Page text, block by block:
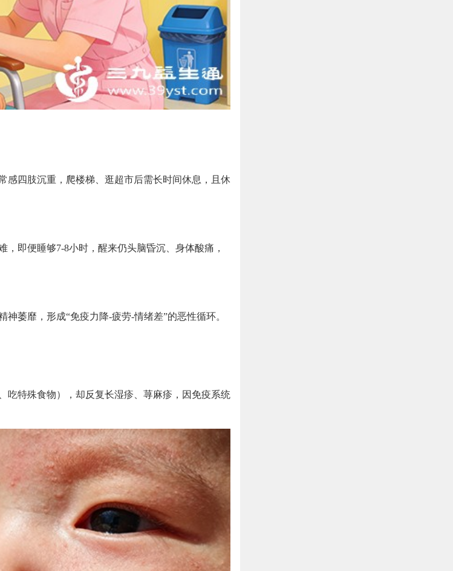
感四肢沉重，爬楼梯、逛超市后需长时间休息，且休
，即便睡够7-8小时，醒来仍头脑昏沉、身体酸痛，
神萎靡，形成“免疫力降-疲劳-情绪差”的恶性循环。
吃特殊食物），却反复长湿疹、荨麻疹，因免疫系统